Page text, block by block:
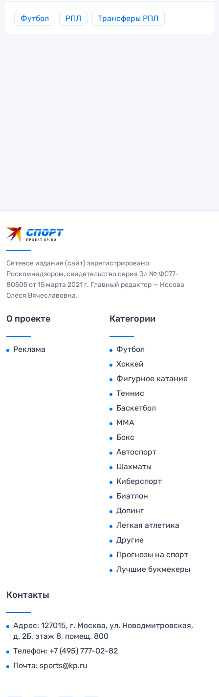
Футбол РПЛ Трансферы РПЛ
Сетевое издание (сайт) зарегистрировано
Роскомнадзором, свидетельство серия Эл № ФС77-
80505 от 15 марта 2021 г. Главный редактор — Носова
Олеся Вячеславовна.
О проекте
Реклама
Категории
Футбол
Хоккей
Фигурное катание
Теннис
Баскетбол
MMA
Бокс
Автоспорт
Шахматы
Киберспорт
Биатлон
Допинг
Легкая атлетика
Другие
Прогнозы на спорт
Лучшие букмекеры
Контакты
Адрес: 127015, г. Москва, ул. Новодмитровская,
д. 2Б, этаж 8, помещ. 800
Телефон: +7 (495) 777-02-82
Почта: sports@kp.ru